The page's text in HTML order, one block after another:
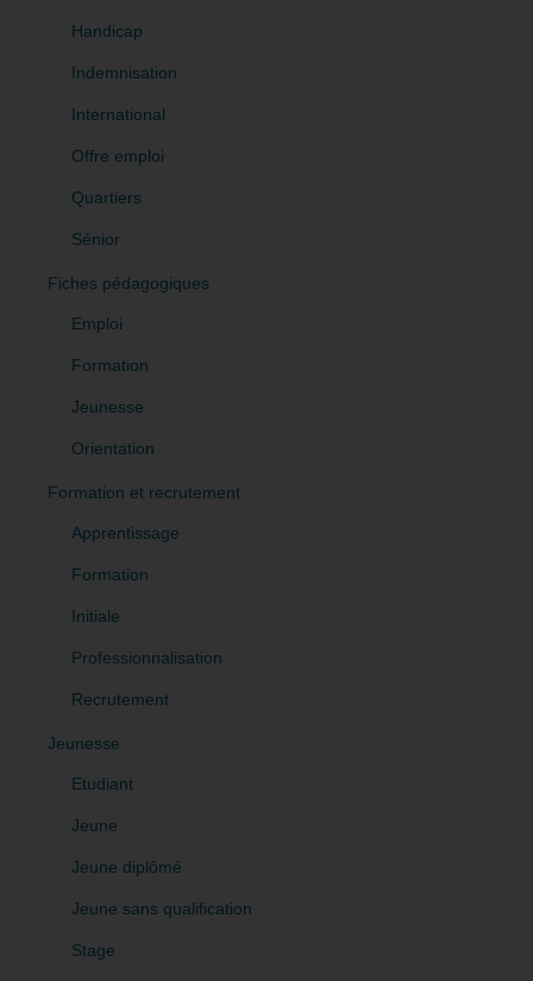
Handicap
Indemnisation
International
Offre emploi
Quartiers
Sénior
Fiches pédagogiques
Emploi
Formation
Jeunesse
Orientation
Formation et recrutement
Apprentissage
Formation
Initiale
Professionnalisation
Recrutement
Jeunesse
Etudiant
Jeune
Jeune diplômé
Jeune sans qualification
Stage